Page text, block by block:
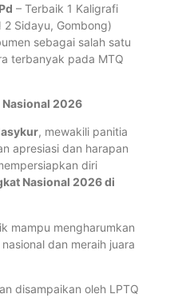
– Terbaik 1 Kaligrafi
2 Sidayu, Gombong)
sebagai salah satu
terbanyak pada MTQ
Nasional 2026
, mewakili panitia
apresiasi dan harapan
diri
Nasional 2026 di
mampu mengharumkan
dan meraih juara
disampaikan oleh LPTQ